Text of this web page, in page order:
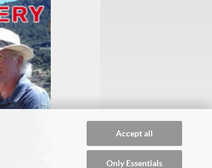
Accept all
Only Essentials